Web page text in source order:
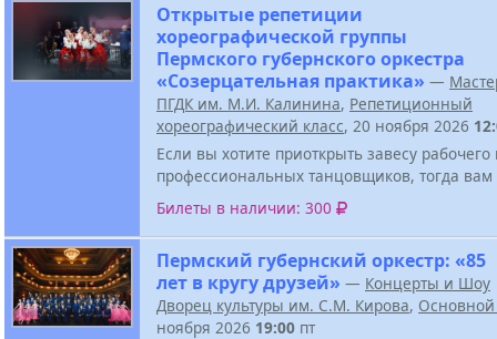
Открытые репетиции
хореографической группы
Пермского губернского оркестра
«Созерцательная практика» —
ПГДК им. М.И. Калинина, Репетиционный
хореографический класс, 20 ноября 2026
Если вы хотите приоткрыть завесу рабочего
профессиональных танцовщиков, тогда
Билеты в наличии: 300
Пермский губернский оркестр: «85
лет в кругу друзей» — Концерты и Шоу
Дворец культуры им. С.М. Кирова, Основной
ноября 2026 19:00 пт